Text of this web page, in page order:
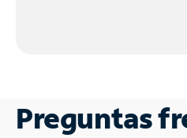
Preguntas